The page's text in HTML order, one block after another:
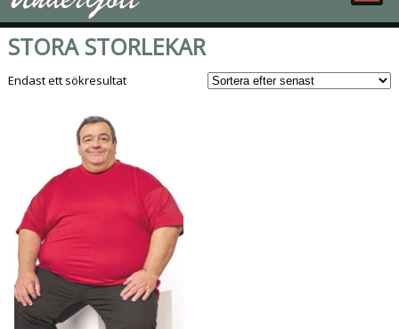
STORA STORLEKAR
Endast ett sökresultat